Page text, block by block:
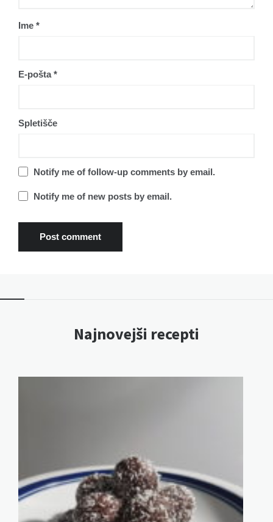
Ime *
E-pošta*
Spletišče
Notify me of follow-up comments by email.
Notify me of new posts by email.
Najnovejši recepti